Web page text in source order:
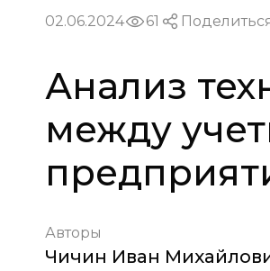
02.06.2024 61
Анализ
между
Авторы
Чичин Иван